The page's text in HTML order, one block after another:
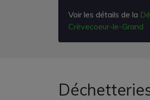
Voir les détails de la
Crèvecoeur-le-Grand